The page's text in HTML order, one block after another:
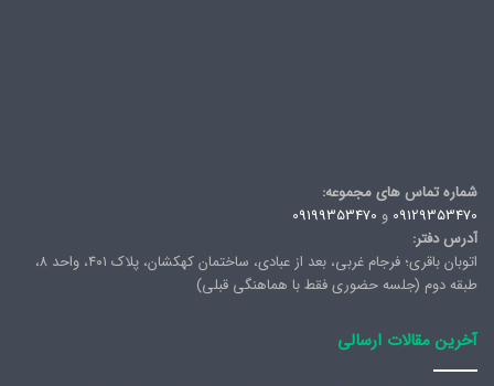
شماره تماس های مجموعه:
09129353470 و 09199353470
آدرس دفتر:
اتوبان باقری؛ فرجام غربی، بعد از عبادی، ساختمان کهکشان، پلاک ۴۰۱، واحد ۸،
طبقه دوم (جلسه حضوری فقط با هماهنگی قبلی)
آخرین مقالات ارسالی